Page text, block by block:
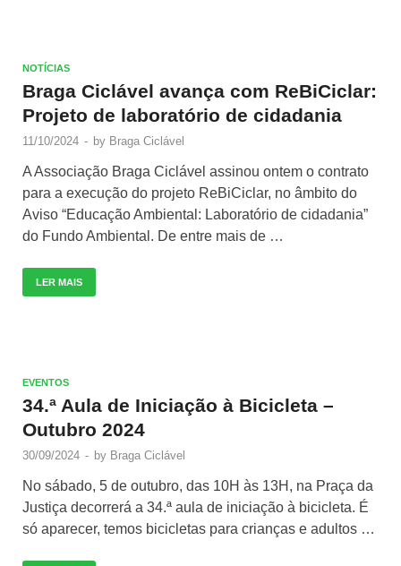
NOTÍCIAS
Braga Ciclável avança com ReBiCiclar:
Projeto de laboratório de cidadania
11/10/2024 - by Braga Ciclável
A Associação Braga Ciclável assinou ontem o contrato
para a execução do projeto ReBiCiclar, no âmbito do
Aviso “Educação Ambiental: Laboratório de cidadania”
do Fundo Ambiental. De entre mais de …
LER MAIS
EVENTOS
34.ª Aula de Iniciação à Bicicleta –
Outubro 2024
30/09/2024 - by Braga Ciclável
No sábado, 5 de outubro, das 10H às 13H, na Praça da
Justiça decorrerá a 34.ª aula de iniciação à bicicleta. É
só aparecer, temos bicicletas para crianças e adultos …